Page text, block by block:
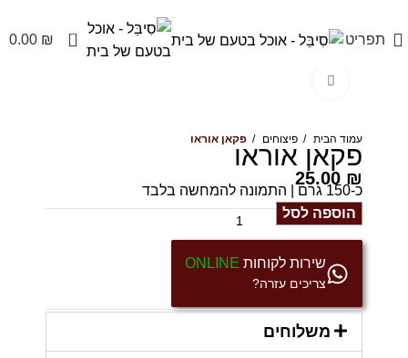
תפריט 0
0.00 ₪
עמוד הבית פיצוחים פקאן אוראו
פקאן אוראו
25.00 ₪
כ-150 גרם | התמונה להמחשה בלבד
הוספה לסל
שירות לקוחות ONLINE
צריכים עזרה?
משלוחים